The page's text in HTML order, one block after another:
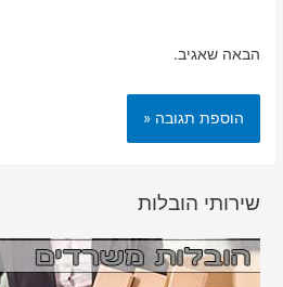
הבאה שאגיב.
שירותי הובלות